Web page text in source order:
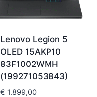
Lenovo Legion 5
OLED 15AKP10
83F1002WMH
(199271053843)
€ 1.899,00